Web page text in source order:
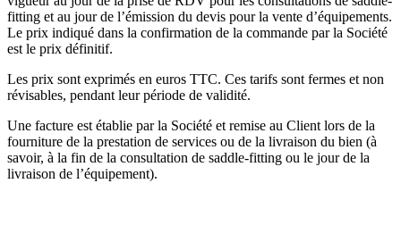
fitting et au jour de l’émission du devis pour la vente d’équipements.
Le prix indiqué dans la confirmation de la commande par la Société
est le prix définitif.
Les prix sont exprimés en euros TTC. Ces tarifs sont fermes et non
révisables, pendant leur période de validité.
Une facture est établie par la Société et remise au Client lors de la
fourniture de la prestation de services ou de la livraison du bien (à
savoir, à la fin de la consultation de saddle-fitting ou le jour de la
livraison de l’équipement).